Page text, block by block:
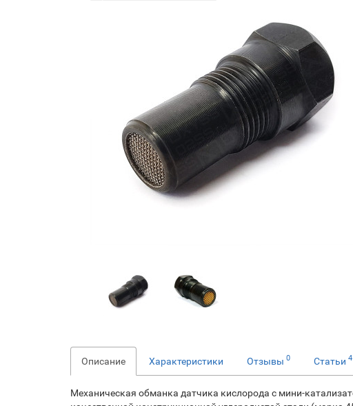
Описание Характеристики Отзывы 0 Статьи 4
Механическая обманка датчика кислорода с мини-